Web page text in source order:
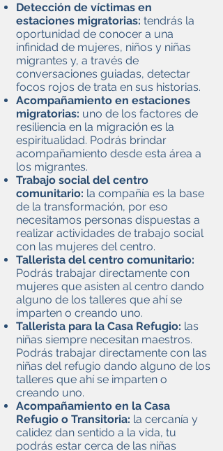
Detección de víctimas en
estaciones migratorias: tendrás la
oportunidad de conocer a una
infinidad de mujeres, niños y niñas
migrantes y, a través de
conversaciones guiadas, detectar
focos rojos de trata en sus historias.
Acompañamiento en estaciones
migratorias: uno de los factores de
resiliencia en la migración es la
espiritualidad. Podrás brindar
acompañamiento desde esta área a
los migrantes.
Trabajo social del centro
comunitario: la compañía es la base
de la transformación, por eso
necesitamos personas dispuestas a
realizar actividades de trabajo social
con las mujeres del centro.
Tallerista del centro comunitario:
Podrás trabajar directamente con
mujeres que asisten al centro dando
alguno de los talleres que ahí se
imparten o creando uno.
Tallerista para la Casa Refugio: las
niñas siempre necesitan maestros.
Podrás trabajar directamente con las
niñas del refugio dando alguno de los
talleres que ahí se imparten o
creando uno.
Acompañamiento en la Casa
Refugio o Transitoria: la cercanía y
calidez dan sentido a la vida, tu
podrás estar cerca de las niñas